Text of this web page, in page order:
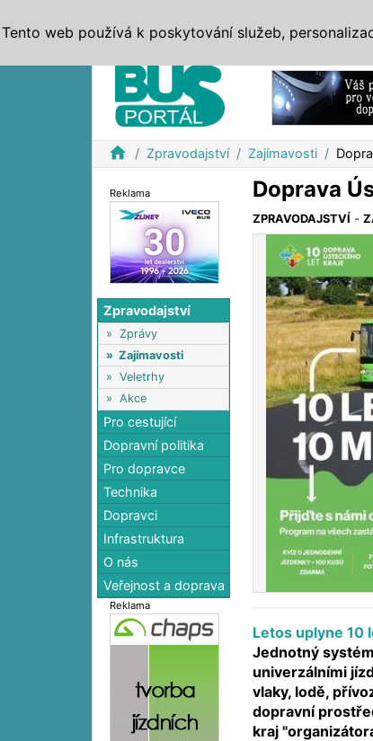
home Zpravodajství Zajímavosti
Reklama
Zpravodajství
» Zprávy
» Zajímavosti
» Veletrhy
» Akce
Pro cestující
Dopravní politika
Pro dopravce
Technika
Dopravci
Infrastruktura
O nás
Veřejnost a doprava
Reklama
Doprava
ZPRAVODAJSTVÍ -
Letos uplyne 10
Jednotný
univerzálními
vlaky, lodě,
dopravní
kraj
Tento web používá k poskytování služeb,